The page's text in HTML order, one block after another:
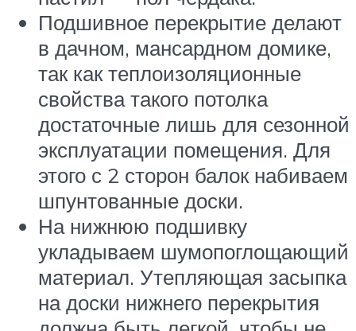
Подшивное перекрытие делают
в дачном, мансардном домике,
так как теплоизоляционные
свойства такого потолка
достаточные лишь для сезонной
эксплуатации помещения. Для
этого с 2 сторон балок набиваем
шпунтованные доски.
На нижнюю подшивку
укладываем шумопоглощающий
материал. Утепляющая засыпка
на доски нижнего перекрытия